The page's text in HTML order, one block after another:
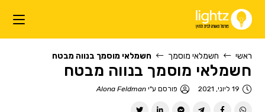
ראשי חשמלאי מוסמך חשמלאי מוסמך בנווה מבטח
חשמלאי מוסמך בנווה מבטח
19 ליוני, 2021 פורסם ע"יAlona Feldman